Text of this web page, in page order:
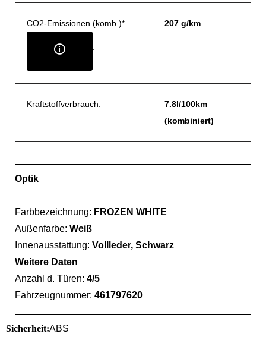
CO2-Emissionen (komb.)*
🛈 :
207 g/km
Kraftstoffverbrauch:
7.8l/100km
(kombiniert)
Optik
Farbbezeichnung: FROZEN WHITE
Außenfarbe: Weiß
Innenausstattung: Vollleder, Schwarz
Weitere Daten
Anzahl d. Türen: 4/5
Fahrzeugnummer: 461797620
Sicherheit:ABS